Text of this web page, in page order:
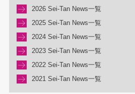
2026 Sei-Tan News一覧
2025 Sei-Tan News一覧
2024 Sei-Tan News一覧
2023 Sei-Tan News一覧
2022 Sei-Tan News一覧
2021 Sei-Tan News一覧